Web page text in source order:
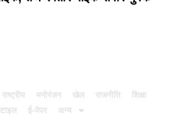
राष्ट्रीय मनोरंजन खेल राजनीति
शिक्षा
ई-पेपर अन्य